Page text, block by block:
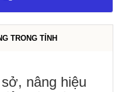
TRONG TỈNH
nâng hiệu